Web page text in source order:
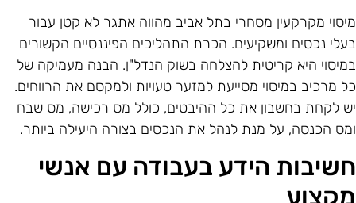
מקרקעין מסחרי בתל אביב מהווה אתגר לא קטן עבור
נכסים ומשקיעים. הכרת התהליכים הפיננסיים הקשורים
היא קריטית להצלחה בשוק הנדל"ן. הבנה מעמיקה של
מרכיב במיסוי מסייעת למזער טעויות ולמקסם את הרווחים.
לקחת בחשבון את כל ההיבטים, כולל מס רכישה, מס שבח
הכנסה, על מנת לנהל את הנכסים בצורה היעילה ביותר.
הידע בעבודה עם אנשי